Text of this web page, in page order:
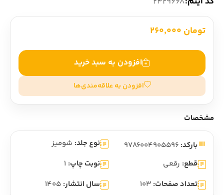
تومان 260,000
افزودن به سبد خرید
افزودن به علاقه‌مندی‌ها
مشخصات
بارکد: نوع جلد: شومیز
قطع: رقعی نوبت چاپ: 1
تعداد صفحات: 103 سال انتشار: 1405